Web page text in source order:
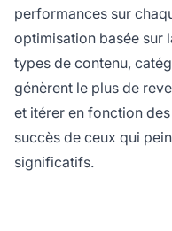
performances sur
optimisation basée sur
types de contenu,
génèrent le plus de
et itérer en fonction
succès de ceux qui
significatifs.